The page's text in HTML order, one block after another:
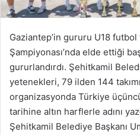
Gaziantep’in gururu U18 futbol
Şampiyonası’nda elde ettiği
gururlandırdı. Şehitkamil
yetenekleri, 79 ilden 144
organizasyonda Türkiye
tarihine altın harflerle adını
Şehitkamil Belediye Başkanı